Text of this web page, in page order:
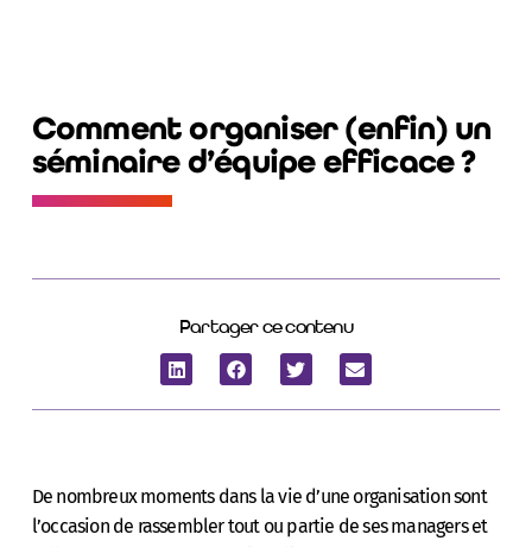
Comment organiser (enfin) un
séminaire d’équipe efficace ?
Partager ce contenu
De nombreux moments dans la vie d’une organisation sont
l’occasion de rassembler tout ou partie de ses managers et